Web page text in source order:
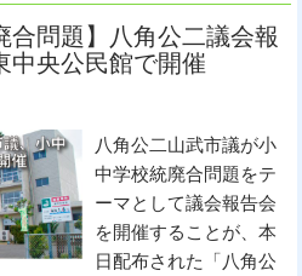
合問題】八角公二議会報
中央公民館で開催
八角公二山武市議が小
中学校統廃合問題をテ
ーマとして議会報告会
を開催することが、本
日配布された「八角公